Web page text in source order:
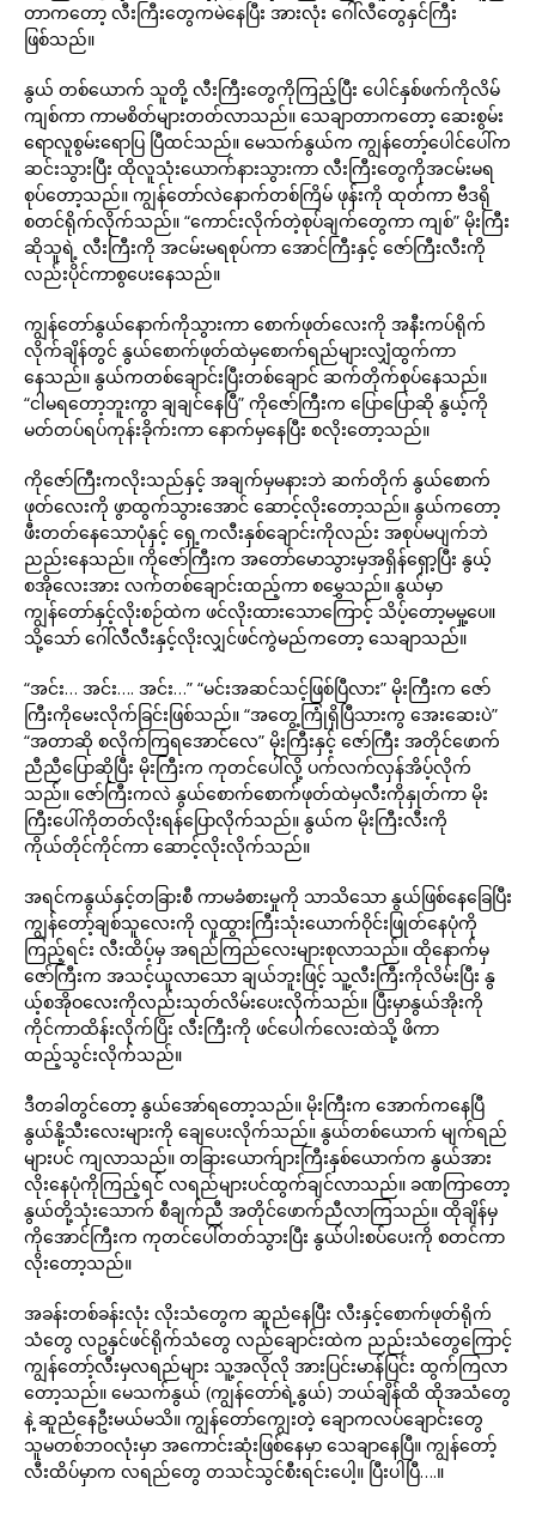
တာကတော့ လီးကြီးတွေကမဲနေပြီး အားလုံး ဂေါ်လီတွေနှင်ကြီး
ဖြစ်သည်။
နွယ် တစ်ယောက် သူတို့ လီးကြီးတွေကိုကြည့်ပြီး ပေါင်နှစ်ဖက်ကိုလိမ်
ကျစ်ကာ ကာမစိတ်များတတ်လာသည်။ သေချာတာကတော့ ဆေးစွမ်း
ရောလူစွမ်းရောပြ ပြီထင်သည်။ မေသက်နွယ်က ကျွန်တော့်ပေါင်ပေါ်က
ဆင်းသွားပြီး ထိုလူသုံးယောက်နားသွားကာ လီးကြီးတွေကိုအငမ်းမရ
စုပ်တော့သည်။ ကျွန်တော်လဲနောက်တစ်ကြိမ် ဖုန်းကို ထုတ်ကာ ဗီဒရို
စတင်ရိုက်လိုက်သည်။ “ကောင်းလိုက်တဲ့စုပ်ချက်တွေကာ ကျစ်” မိုးကြီး
ဆိုသူရဲ့ လီးကြီးကို အငမ်းမရစုပ်ကာ အောင်ကြီးနှင့် ဇော်ကြီးလီးကို
လည်းပိုင်ကာစွပေးနေသည်။
ကျွန်တော်နွယ်နောက်ကိုသွားကာ စောက်ဖုတ်လေးကို အနီးကပ်ရိုက်
လိုက်ချိန်တွင် နွယ်စောက်ဖုတ်ထဲမှစောက်ရည်များလျှံထွက်ကာ
နေသည်။ နွယ်ကတစ်ချောင်းပြီးတစ်ချောင် ဆက်တိုက်စုပ်နေသည်။
“ငါမရတော့ဘူးကွာ ချချင်နေပြီ” ကိုဇော်ကြီးက ပြောပြောဆို နွယ့်ကို
မတ်တပ်ရပ်ကုန်းခိုက်းကာ နောက်မှနေပြီး စလိုးတော့သည်။
ကိုဇော်ကြီးကလိုးသည်နှင့် အချက်မှမနားဘဲ ဆက်တိုက် နွယ်စောက်
ဖုတ်လေးကို ဖွာထွက်သွားအောင် ဆောင့်လိုးတော့သည်။ နွယ်ကတော့
ဖီးတတ်နေသောပုံနှင့် ရှေ့ကလီးနှစ်ချောင်းကိုလည်း အစုပ်မပျက်ဘဲ
ညည်းနေသည်။ ကိုဇော်ကြီးက အတော်မောသွားမှအရှိန်ရှော့ပြီး နွယ့်
စအိုလေးအား လက်တစ်ချောင်းထည့်ကာ စမွှေသည်။ နွယ်မှာ
ကျွန်တော်နှင့်လိုးစဉ်ထဲက ဖင်လိုးထားသောကြောင့် သိပ့်တော့မမှု့ပေ။
သို့သော် ဂေါ်လီလီးနှင့်လိုးလျှင်ဖင်ကွဲမည်ကတော့ သေချာသည်။
“အင်း… အင်း…. အင်း…” “မင်းအဆင်သင့်ဖြစ်ပြီလား” မိုးကြီးက ဇော်
ကြီးကိုမေးလိုက်ခြင်းဖြစ်သည်။ “အတွေ့ကြုံရှိပြီသားကွ အေးဆေးပဲ”
“အတာဆို စလိုက်ကြရအောင်လေ” မိုးကြီးနှင့် ဇော်ကြီး အတိုင်ဖောက်
ညီညီပြောဆိုပြီး မိုးကြီးက ကုတင်ပေါ်လို့ ပက်လက်လှန်အိပ့်လိုက်
သည်။ ဇော်ကြီးကလဲ နွယ်စောက်စောက်ဖုတ်ထဲမှလီးကိုနှုတ်ကာ မိုး
ကြီးပေါ်ကိုတတ်လိုးရန်ပြောလိုက်သည်။ နွယ်က မိုးကြီးလီးကို
ကိုယ်တိုင်ကိုင်ကာ ဆောင့်လိုးလိုက်သည်။
အရင်ကနွယ်နှင့်တခြားစီ ကာမခံစားမှုကို သာသိသော နွယ်ဖြစ်နေခြေပြီး
ကျွန်တော့်ချစ်သူလေးကို လူထွားကြီးသုံးယောက်ဝိုင်းဖြုတ်နေပုံကို
ကြည့်ရင်း လီးထိပ့်မှ အရည်ကြည်လေးများစုလာသည်။ ထိုနောက်မှ
ဇော်ကြီးက အသင့်ယူလာသော ချယ်ဘူးဖြင့် သူ့လီးကြီးကိုလိမ်းပြီး နွ
ယ့်စအိုဝလေးကိုလည်းသုတ်လိမ်းပေးလိုက်သည်။ ပြီးမှာနွယ်အိုးကို
ကိုင်ကာထိန်းလိုက်ပြိး လီးကြီးကို ဖင်ပေါက်လေးထဲသို့ ဖိကာ
ထည့်သွင်းလိုက်သည်။
ဒီတခါတွင်တော့ နွယ်အော်ရတော့သည်။ မိုးကြီးက အောက်ကနေပြီ
နွယ်နို့သီးလေးများကို ချေပေးလိုက်သည်။ နွယ်တစ်ယောက် မျက်ရည်
များပင် ကျလာသည်။ တခြားယောက်ျားကြီးနှစ်ယောက်က နွယ်အား
လိုးနေပုံကိုကြည့်ရင် လရည်များပင်ထွက်ချင်လာသည်။ ခဏကြာတော့
နွယ်တို့သုံးသောက် စီချက်ညီ အတိုင်ဖောက်ညီလာကြသည်။ ထိုချိန်မှ
ကိုအောင်ကြီးက ကုတင်ပေါ်တတ်သွားပြီး နွယ်ပါးစပ်ပေးကို စတင်ကာ
လိုးတော့သည်။
အခန်းတစ်ခန်းလုံး လိုးသံတွေက ဆူညံနေပြီး လီးနှင့်စောက်ဖုတ်ရိုက်
သံတွေ လဥနှင်ဖင်ရိုက်သံတွေ လည်ချောင်းထဲက ညည်းသံတွေကြောင့်
ကျွန်တော့်လီးမှလရည်များ သူ့အလိုလို အားပြင်းမာန်ပြင်း ထွက်ကြလာ
တော့သည်။ မေသက်နွယ် (ကျွန်တော်ရဲ့နွယ်) ဘယ်ချိန်ထိ ထိုအသံတွေ
နဲ့ ဆူညံနေဦးမယ်မသိ။ ကျွန်တော်ကျွေးတဲ့ ချောကလပ်ချောင်းတွေ
သူမတစ်ဘဝလုံးမှာ အကောင်းဆုံးဖြစ်နေမှာ သေချာနေပြီ။ ကျွန်တော့်
လီးထိပ်မှာက လရည်တွေ တသင်သွင်စီးရင်းပေါ့။ ပြီးပါပြီ….။